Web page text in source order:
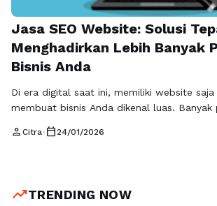
Jasa SEO Website: Solusi
Menghadirkan Lebih Banyak
Bisnis Anda
Di era digital saat ini, memiliki website
membuat bisnis Anda dikenal luas. Banyak
sudah cukup. Faktanya, tanpa strategi
person Citra• calendar_today 24/01/2026
trending_upTRENDING NOW